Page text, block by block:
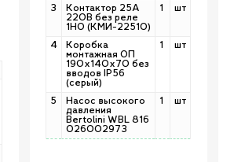
3
Контактор 25А
220В без реле
1НО (КМИ-22510)
1 шт
4
Коробка
монтажная ОП
190х140х70 без
вводов IP56
(серый)
1 шт
5
Насос высокого
давления
Bertolini WBL 816
026002973
1 шт